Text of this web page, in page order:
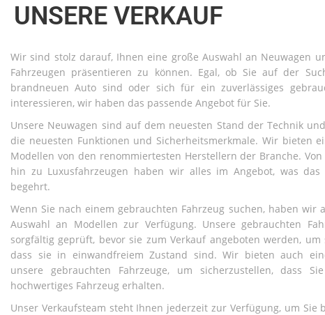
UNSERE VERKAUF
Wir sind stolz darauf, Ihnen eine große Auswahl an Neuwagen
Fahrzeugen präsentieren zu können. Egal, ob Sie auf der
brandneuen Auto sind oder sich für ein zuverlässiges
interessieren, wir haben das passende Angebot für Sie.
Unsere Neuwagen sind auf dem neuesten Stand der Technik
die neuesten Funktionen und Sicherheitsmerkmale. Wir bieten
Modellen von den renommiertesten Herstellern der Branche.
hin zu Luxusfahrzeugen haben wir alles im Angebot, was das
begehrt.
Wenn Sie nach einem gebrauchten Fahrzeug suchen, haben wir
Auswahl an Modellen zur Verfügung. Unsere gebrauchten
sorgfältig geprüft, bevor sie zum Verkauf angeboten werden, um
dass sie in einwandfreiem Zustand sind. Wir bieten auch
unsere gebrauchten Fahrzeuge, um sicherzustellen, dass
hochwertiges Fahrzeug erhalten.
Unser Verkaufsteam steht Ihnen jederzeit zur Verfügung, um Sie